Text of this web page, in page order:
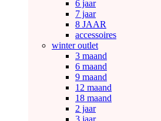
6 jaar
7 jaar
8 JAAR
accessoires
winter outlet
3 maand
6 maand
9 maand
12 maand
18 maand
2 jaar
3 jaar